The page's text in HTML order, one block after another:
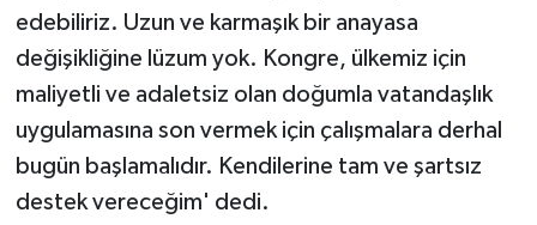
edebiliriz. Uzun ve karmaşık bir anayasa
değişikliğine lüzum yok. Kongre, ülkemiz için
maliyetli ve adaletsiz olan doğumla vatandaşlık
uygulamasına son vermek için çalışmalara derhal
bugün başlamalıdır. Kendilerine tam ve şartsız
destek vereceğim' dedi.